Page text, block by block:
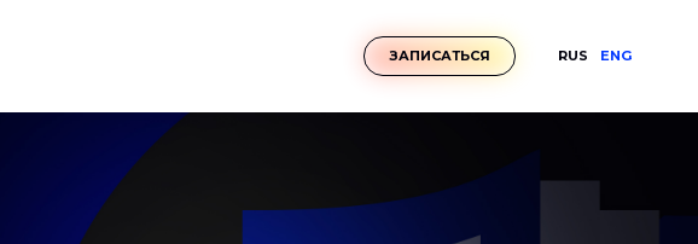
ЗАПИСАТЬСЯ RUS ENG